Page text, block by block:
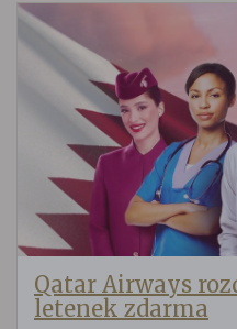
Qatar Airways
letenek zdarma